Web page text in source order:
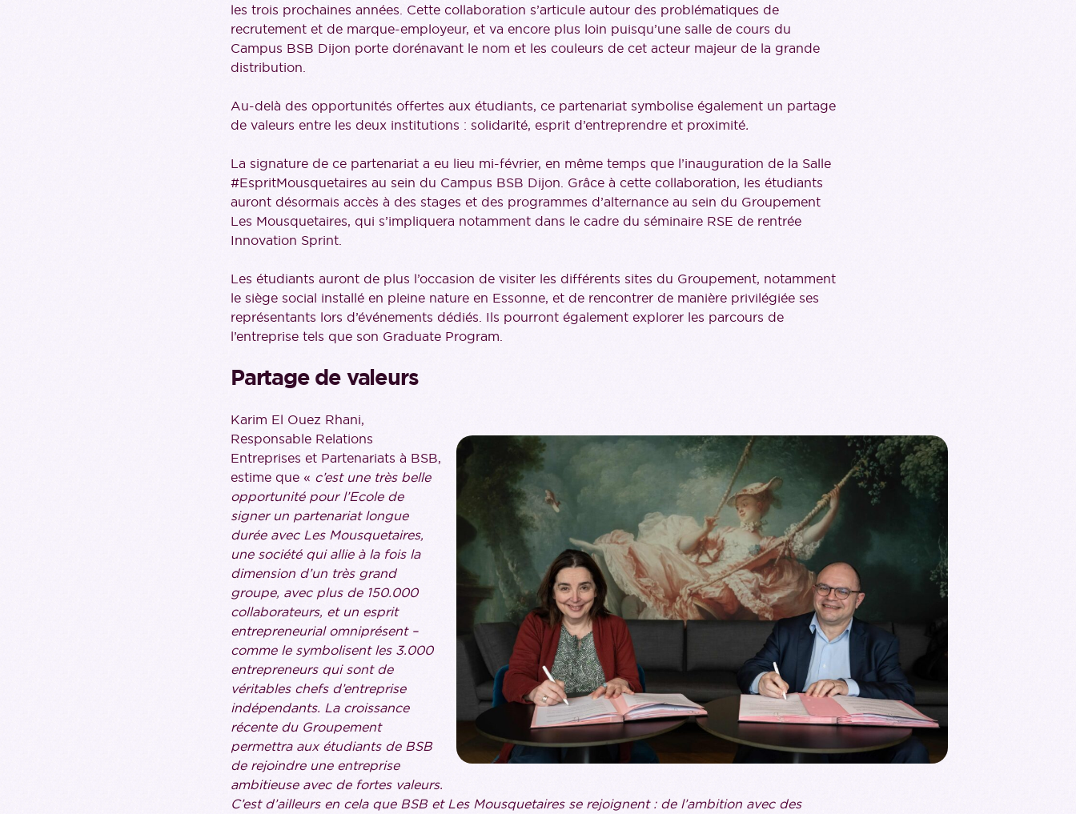
les trois prochaines années. Cette collaboration s’articule autour des problématiques de
recrutement et de marque-employeur, et va encore plus loin puisqu’une salle de cours du
Campus BSB Dijon porte dorénavant le nom et les couleurs de cet acteur majeur de la grande
distribution.
Au-delà des opportunités offertes aux étudiants, ce partenariat symbolise également un partage
de valeurs entre les deux institutions : solidarité, esprit d’entreprendre et proximité.
La signature de ce partenariat a eu lieu mi-février, en même temps que l’inauguration de la Salle
#EspritMousquetaires au sein du Campus BSB Dijon. Grâce à cette collaboration, les étudiants
auront désormais accès à des stages et des programmes d’alternance au sein du Groupement
Les Mousquetaires, qui s’impliquera notamment dans le cadre du séminaire RSE de rentrée
Innovation Sprint.
Les étudiants auront de plus l’occasion de visiter les différents sites du Groupement, notamment
le siège social installé en pleine nature en Essonne, et de rencontrer de manière privilégiée ses
représentants lors d’événements dédiés. Ils pourront également explorer les parcours de
l’entreprise tels que son Graduate Program.
Partage de valeurs
Karim El Ouez Rhani,
Responsable Relations
Entreprises et Partenariats à BSB,
estime que « c’est une très belle
opportunité pour l’Ecole de
signer un partenariat longue
durée avec Les Mousquetaires,
une société qui allie à la fois la
dimension d’un très grand
groupe, avec plus de 150.000
collaborateurs, et un esprit
entrepreneurial omniprésent –
comme le symbolisent les 3.000
entrepreneurs qui sont de
véritables chefs d’entreprise
indépendants. La croissance
récente du Groupement
permettra aux étudiants de BSB
de rejoindre une entreprise
ambitieuse avec de fortes valeurs.
C’est d’ailleurs en cela que BSB et Les Mousquetaires se rejoignent : de l’ambition avec des